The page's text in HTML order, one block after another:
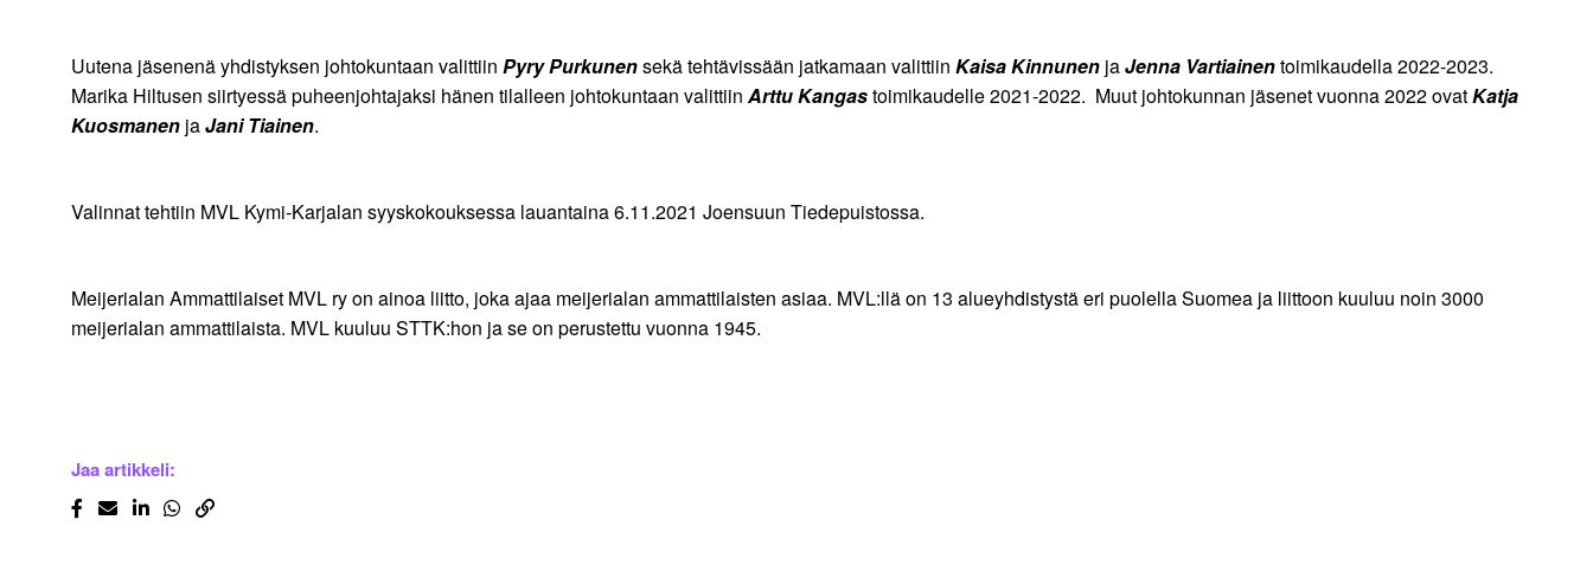
Uutena jäsenenä yhdistyksen johtokuntaan valittiin Pyry Purkunensekä tehtävissään jatkamaan valittiin Kaisa Kinnunen jaJenna Vartiainentoimikaudella 2022-2023.
Marika Hiltusen siirtyessä puheenjohtajaksi hänen tilalleen johtokuntaan valittiin Arttu Kangastoimikaudelle 2021-2022. Muut johtokunnan jäsenet vuonna 2022 ovatKatja
Kuosmanen jaJani Tiainen.
Valinnat tehtiin MVL Kymi-Karjalan syyskokouksessa lauantaina 6.11.2021 Joensuun Tiedepuistossa.
Meijerialan Ammattilaiset MVL ry on ainoa liitto, joka ajaa meijerialan ammattilaisten asiaa. MVL:llä on 13 alueyhdistystä eri puolella Suomea ja liittoon kuuluu noin 3000
meijerialan ammattilaista. MVL kuuluu STTK:hon ja se on perustettu vuonna 1945.
Jaa artikkeli: